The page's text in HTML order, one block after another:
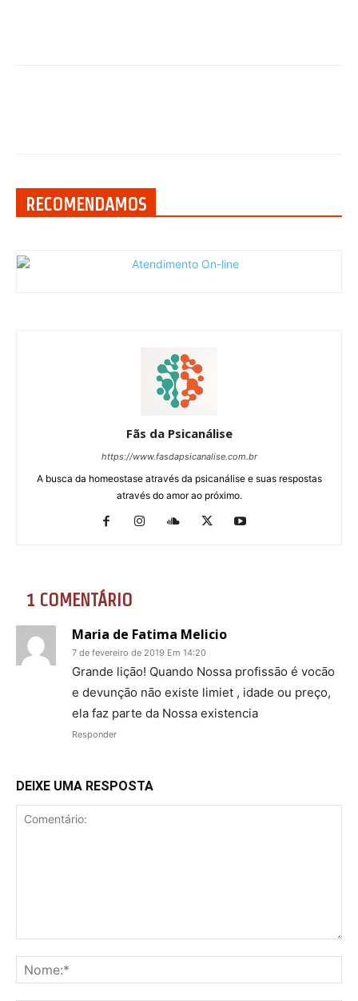
RECOMENDAMOS
Fãs da Psicanálise
https://www.fasdapsicanalise.com.br
A busca da homeostase através da psicanálise e suas respostas
através do amor ao próximo.
1 COMENTÁRIO
Maria de Fatima Melicio
7 de fevereiro de 2019 Em 14:20
Grande liçāo! Quando Nossa profissāo é vocāo
e devunçāo nāo existe limiet , idade ou preço,
ela faz parte da Nossa existencia
Responder
DEIXE UMA RESPOSTA